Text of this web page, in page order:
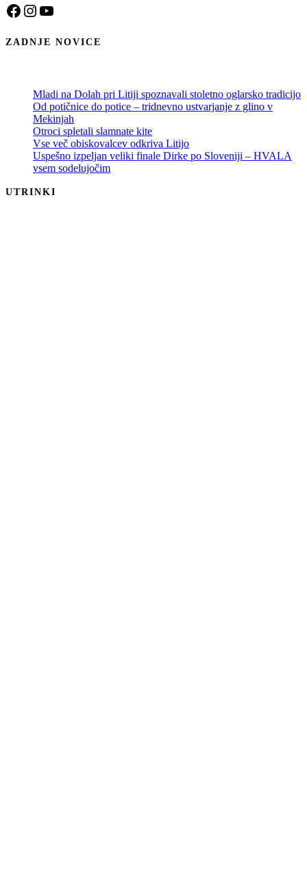
Facebook
Instagram
YouTube
ZADNJE NOVICE
Mladi na Dolah pri Litiji spoznavali stoletno oglarsko tradicijo
Od potičnice do potice – tridnevno ustvarjanje z glino v
Mekinjah
Otroci spletali slamnate kite
Vse več obiskovalcev odkriva Litijo
Uspešno izpeljan veliki finale Dirke po Sloveniji – HVALA
vsem sodelujočim
UTRINKI